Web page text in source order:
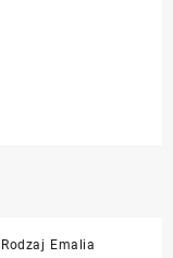
Emalia